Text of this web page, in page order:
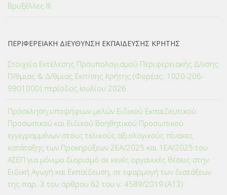
Βρυξέλλες ΙΙΙ
ΠΕΡΙΦΕΡΕΙΑΚΗ ΔΙΕΥΘΥΝΣΗ ΕΚΠΑΙΔΕΥΣΗΣ ΚΡΗΤΗΣ
Στοιχεία Εκτέλεσης Προϋπολογισμού Περιφερειακής Δ/νσης
Π/θμιας & Δ/θμιας Εκπ/σης Κρήτης (Φορέας: 1020-206-
9901000) περίοδος Ιουλίου 2026
Πρόσκληση υποψήφιων μελών Ειδικού Εκπαιδευτικού
Προσωπικού και Ειδικού Βοηθητικού Προσωπικού
εγγεγραμμένων στους τελικούς αξιολογικούς πίνακες
κατάταξης των Προκηρύξεων 2ΕΑ/2025 και 1ΕΑ/2025 του
ΑΣΕΠ για μόνιμο διορισμό σε κενές οργανικές θέσεις στην
Ειδική Αγωγή και Εκπαίδευση, σε εφαρμογή των διατάξεων
της παρ. 3 του άρθρου 62 του ν. 4589/2019 (Α΄13)